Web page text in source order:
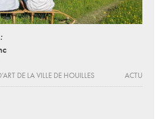
DE LA VILLE DE HOUILLES
ACTU